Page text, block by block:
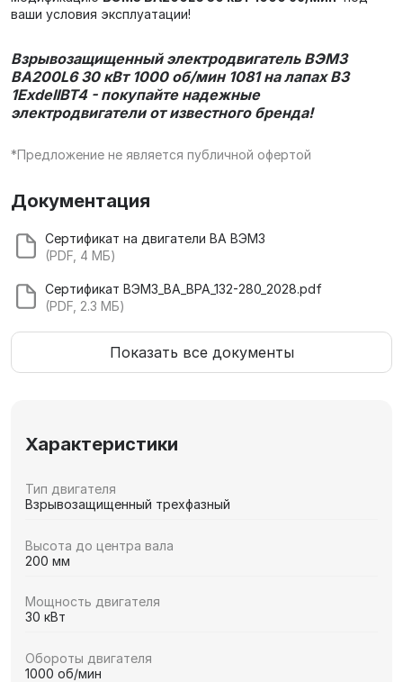
ваши условия эксплуатации!
Взрывозащищенный электродвигатель ВЭМЗ
ВА200L6 30 кВт 1000 об/мин 1081 на лапах В3
1ExdеIIBT4 - покупайте надежные
электродвигатели от известного бренда!
*Предложение не является публичной офертой
Документация
Сертификат на двигатели ВА ВЭМЗ
(PDF, 4 МБ)
Сертификат ВЭМЗ_ВА_ВРА_132-280_2028.pdf
(PDF, 2.3 МБ)
Показать все документы
Характеристики
Тип двигателя
Взрывозащищенный трехфазный
Высота до центра вала
200 мм
Мощность двигателя
30 кВт
Обороты двигателя
1000 об/мин